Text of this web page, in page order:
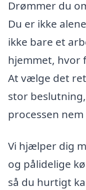
Drømmer du
Du er ikke
ikke bare et
hjemmet, hvor
At vælge det
stor
processen
Vi hjælper dig
og pålidelige
så du hurtigt